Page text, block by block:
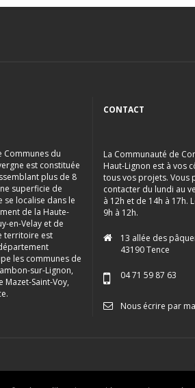
Communes du
est constituée
plus de 8
superficie de
se localise dans le
de la Haute-
en-Velay et de
territoire est
les communes de
sur-Lignon,
Mazet-Saint-Voy,
CONTACT
La Communauté de
Haut-Lignon est à vos
tous vos projets. Vous
contacter du lundi au
à 12h et de 14h à 17h.
9h à 12h.
13 allée des
43190 Tence
04 71 59 87 63
Nous écrire par